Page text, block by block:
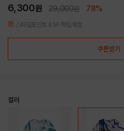
6,300원 29,000원 78%
스타일포인트 63P 적립예정
쿠폰받기
컬러